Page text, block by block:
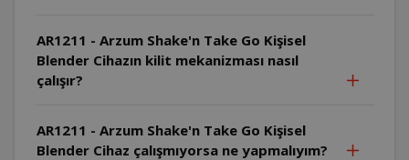
AR1211 - Arzum Shake'n Take Go Kişisel
Blender Cihazın kilit mekanizması nasıl
çalışır?
AR1211 - Arzum Shake'n Take Go Kişisel
Blender Cihaz çalışmıyorsa ne yapmalıyım?